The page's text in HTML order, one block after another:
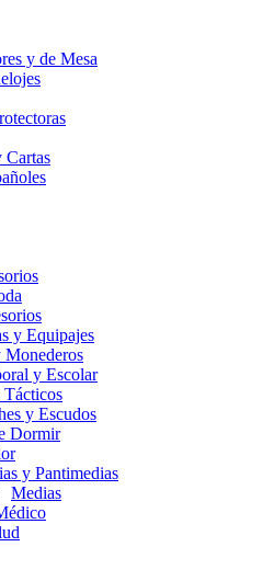
y de Mesa
Cartas
y Equipajes
y Escolar
Tácticos
y Escudos
Dormir
y Pantimedias
Medias